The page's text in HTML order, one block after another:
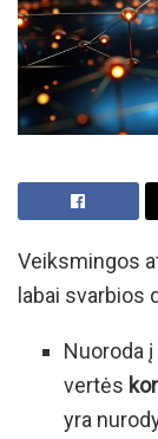
Veiksmingos
labai svarbios
Nuoroda
vertės
yra